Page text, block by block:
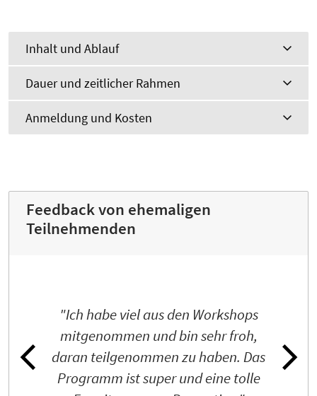
Inhalt und Ablauf
Dauer und zeitlicher Rahmen
Anmeldung und Kosten
Feedback von ehemaligen
Teilnehmenden
"Ich habe viel aus den Workshops
mitgenommen und bin sehr froh,
daran teilgenommen zu haben. Das
Programm ist super und eine tolle